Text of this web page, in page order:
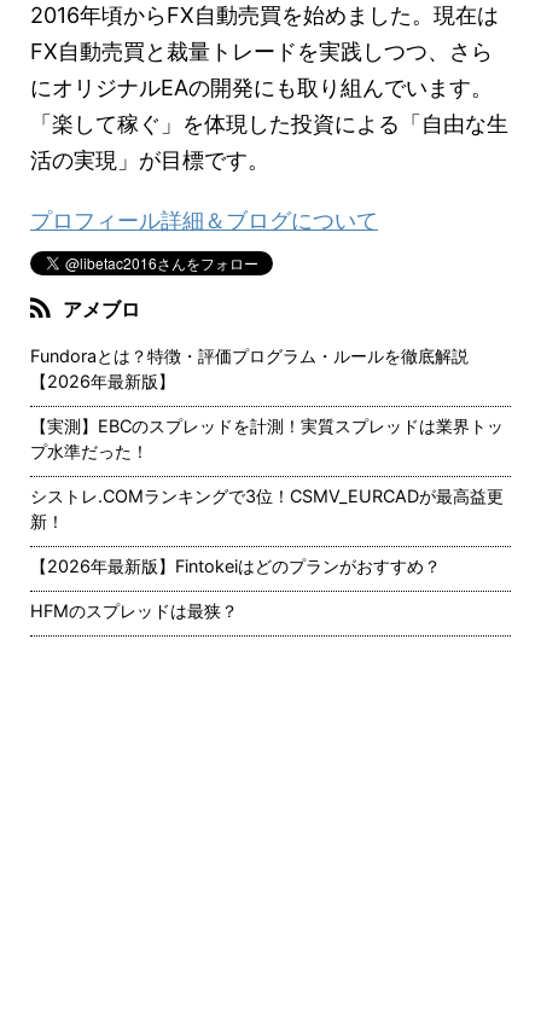
2016年頃からFX自動売買を始めました。現在は
FX自動売買と裁量トレードを実践しつつ、さら
にオリジナルEAの開発にも取り組んでいます。
「楽して稼ぐ」を体現した投資による「自由な生
活の実現」が目標です。
プロフィール詳細＆ブログについて
アメブロ
Fundoraとは？特徴・評価プログラム・ルールを徹底解説
【2026年最新版】
【実測】EBCのスプレッドを計測！実質スプレッドは業界トッ
プ水準だった！
シストレ.COMランキングで3位！CSMV_EURCADが最高益更
新！
【2026年最新版】Fintokeiはどのプランがおすすめ？
HFMのスプレッドは最狭？